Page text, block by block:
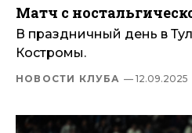
Матч с
В праздничный день в
Костромы.
НОВОСТИ КЛУБА — 12.09.2025